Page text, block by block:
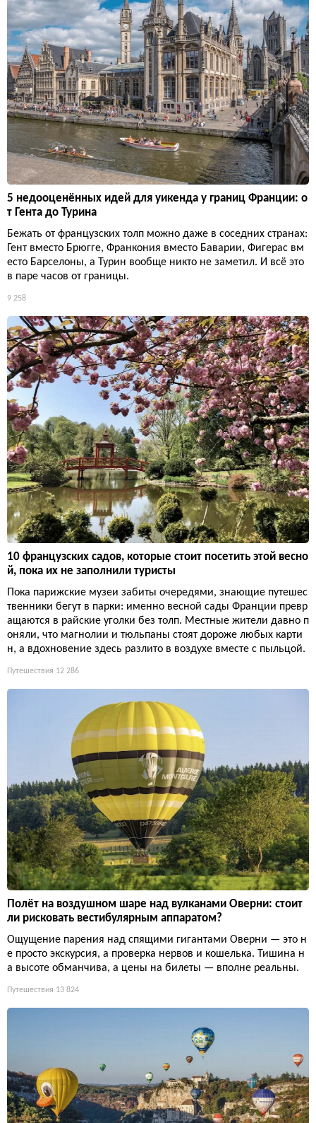
5 недооценённых идей для уикенда у границ Франции: о
т Гента до Турина
Бежать от французских толп можно даже в соседних странах:
Гент вместо Брюгге, Франкония вместо Баварии, Фигерас вм
есто Барселоны, а Турин вообще никто не заметил. И всё это
в паре часов от границы.
9 258
10 французских садов, которые стоит посетить этой весно
й, пока их не заполнили туристы
Пока парижские музеи забиты очередями, знающие путешес
твенники бегут в парки: именно весной сады Франции превр
ащаются в райские уголки без толп. Местные жители давно п
оняли, что магнолии и тюльпаны стоят дороже любых карти
н, а вдохновение здесь разлито в воздухе вместе с пыльцой.
Путешествия 12 286
Полёт на воздушном шаре над вулканами Оверни: стоит
ли рисковать вестибулярным аппаратом?
Ощущение парения над спящими гигантами Оверни — это н
е просто экскурсия, а проверка нервов и кошелька. Тишина н
а высоте обманчива, а цены на билеты — вполне реальны.
Путешествия 13 824